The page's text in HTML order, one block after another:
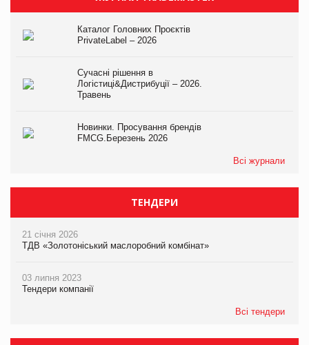
Каталог Головних Проєктів
PrivateLabel – 2026
Сучасні рішення в
Логістиці&Дистрибуції – 2026.
Травень
Новинки. Просування брендів
FMCG.Березень 2026
Всі журнали
ТЕНДЕРИ
21 січня 2026
ТДВ «Золотоніський маслоробний комбінат»
03 липня 2023
Тендери компанії
Всі тендери